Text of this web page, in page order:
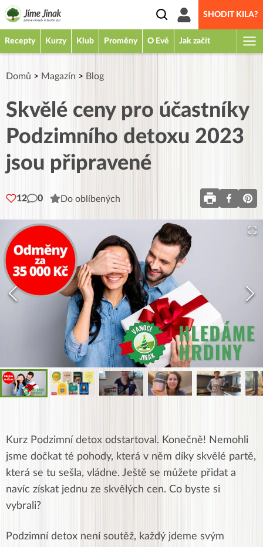
SHODIT KILA?
Recepty Kurzy Klub Proměny O Evě Jak začít
Domů > Magazín > Blog
Skvělé ceny pro účastníky
Podzimního detoxu 2023
jsou připravené
12 0 Do oblíbených
Kurz Podzimní detox odstartoval. Konečně! Nemohli
jsme dočkat té pohody, která v něm díky skvělé partě,
která se tu sešla, vládne. Ještě se můžete přidat a
navíc získat jednu ze skvělých cen. Co byste si
vybrali?
Podzimní detox není soutěž, každý jdeme svým